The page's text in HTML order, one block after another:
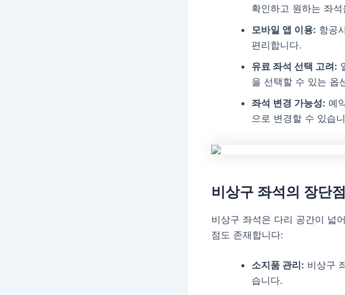
확인하고 원하는 좌
모바일 앱 이용: 항공
편리합니다.
유료 좌석 선택 고려:
을 선택할 수 있는 옵
좌석 변경 가능성: 예
으로 변경할 수 있습
비상구 좌석의 장단점
비상구 좌석은 다리 공간이 넓
점도 존재합니다:
소지품 관리: 비상구
습니다.